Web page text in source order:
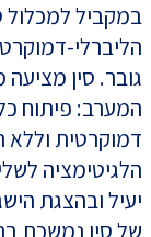
במקביל
הליברלי-
גובר. סין
המערב: פיתוח
דמוקרטית
הלגיטימציה
יעיל ובהצגת